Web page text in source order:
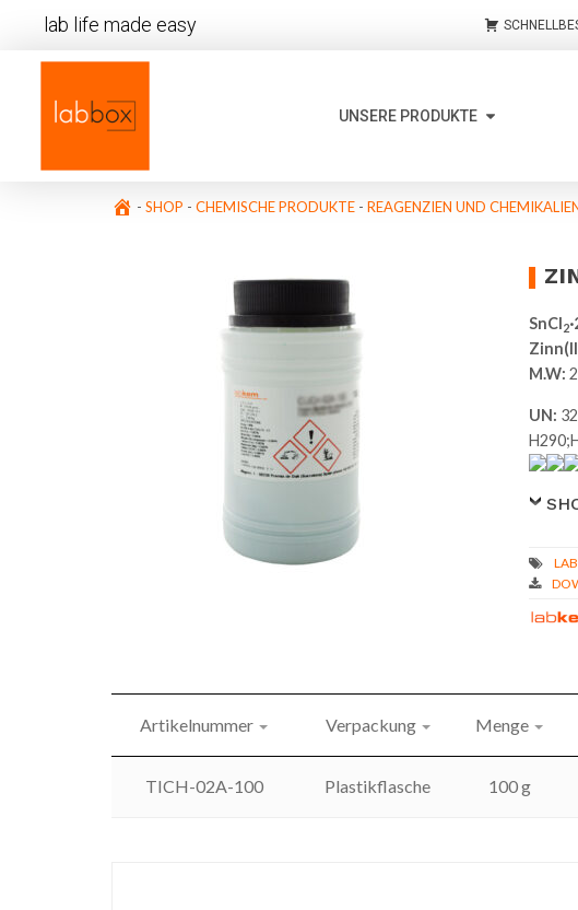
lab life made easy
UNSERE PRODUKTE
- SHOP - CHEMISCHE PRODUKTE - REAGENZIEN UND
SnCl2
M.W:
UN:
Artikelnummer Verpackung Menge
TICH-02A-100 Plastikflasche 100 g